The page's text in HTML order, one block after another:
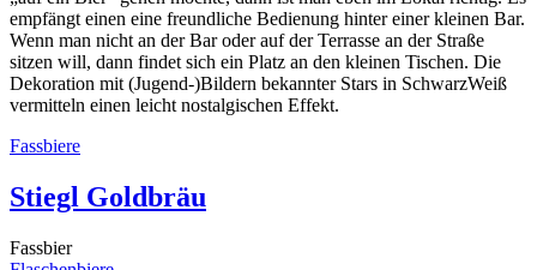
empfängt einen eine freundliche Bedienung hinter einer kleinen Bar.
Wenn man nicht an der Bar oder auf der Terrasse an der Straße
sitzen will, dann findet sich ein Platz an den kleinen Tischen. Die
Dekoration mit (Jugend-)Bildern bekannter Stars in SchwarzWeiß
vermitteln einen leicht nostalgischen Effekt.
Fassbiere
Stiegl Goldbräu
Fassbier